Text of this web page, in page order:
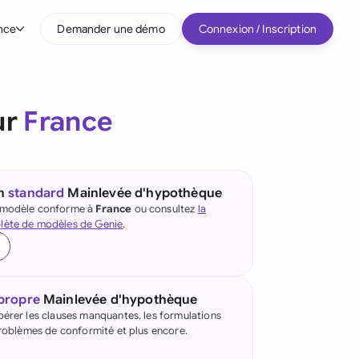
Entreprises intermédiaires
Tous les types d'entreprise
Demander une démo Connexion / Inscription
France
standard Mainlevée d'hypothèque
conforme à France ou consultez la
de modèles de Genie.
Mainlevée d'hypothèque
les clauses manquantes, les formulations
de conformité et plus encore.